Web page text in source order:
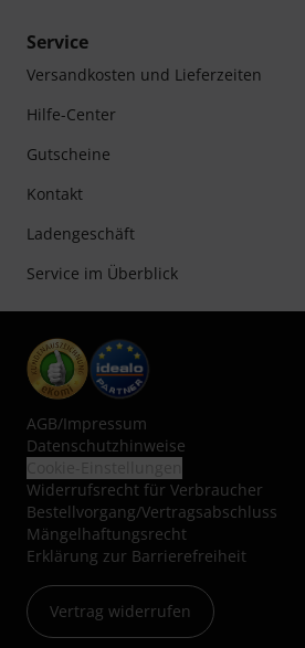
Service
Versandkosten und Lieferzeiten
Hilfe-Center
Gutscheine
Kontakt
Ladengeschäft
Service im Überblick
AGB/Impressum
Datenschutzhinweise
Widerrufsrecht für Verbraucher
Bestellvorgang/Vertragsabschluss
Mängelhaftungsrecht
Erklärung zur Barrierefreiheit
Vertrag widerrufen